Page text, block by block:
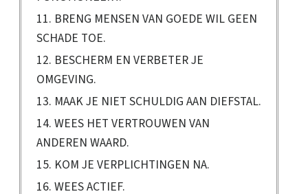
11. BRENG MENSEN VAN GOEDE WIL GEEN
SCHADE TOE.
12. BESCHERM EN VERBETER JE
OMGEVING.
13. MAAK JE NIET SCHULDIG AAN DIEFSTAL.
14. WEES HET VERTROUWEN VAN
ANDEREN WAARD.
15. KOM JE VERPLICHTINGEN NA.
16. WEES ACTIEF.